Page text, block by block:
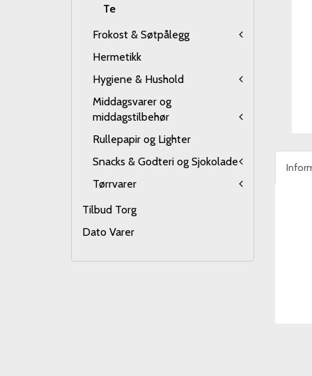
Te
Frokost & Søtpålegg
Hermetikk
Hygiene & Hushold
Middagsvarer og
middagstilbehør
Rullepapir og Lighter
Snacks & Godteri og Sjokolade
Tørrvarer
Tilbud Torg
Dato Varer